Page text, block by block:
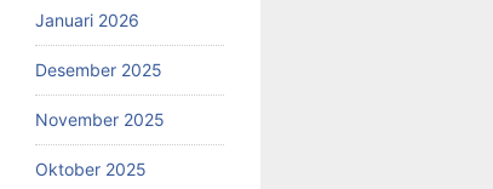
Januari 2026
Desember 2025
November 2025
Oktober 2025